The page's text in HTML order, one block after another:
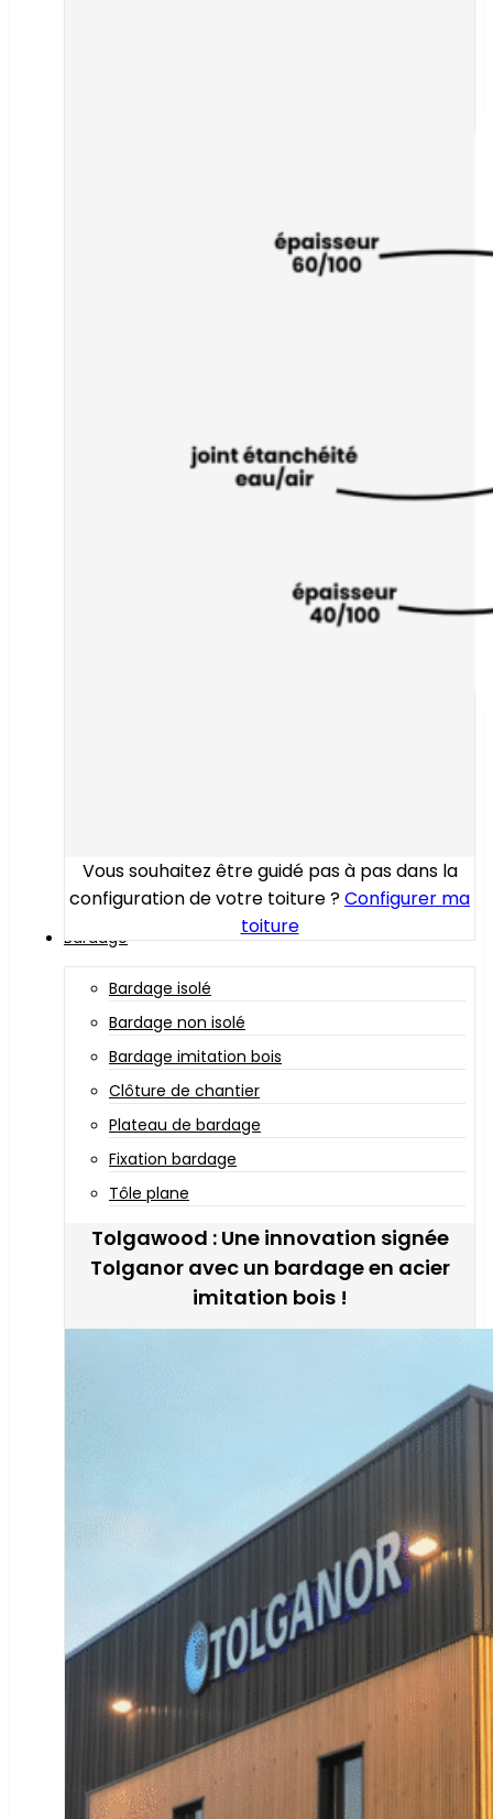
Vous souhaitez être guidé pas à pas dans la
configuration de votre toiture ?Configurer ma
toiture
Bardage
Bardage isolé
Bardage non isolé
Bardage imitation bois
Clôture de chantier
Plateau de bardage
Fixation bardage
Tôle plane
Tolgawood : Une innovation signée
Tolganor avec un bardage en acier
imitation bois !